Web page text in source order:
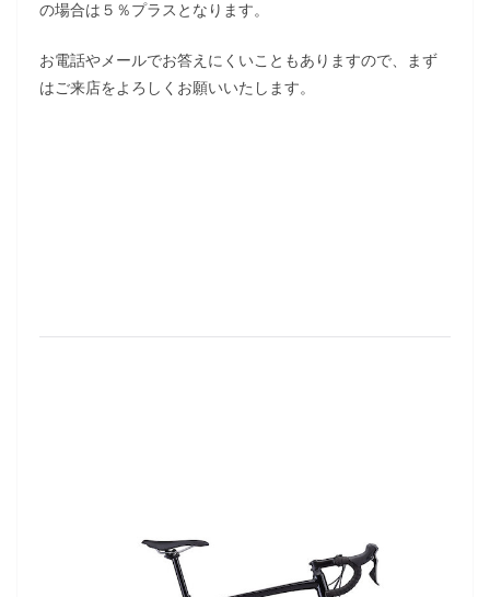
の場合は５％プラスとなります。
お電話やメールでお答えにくいこともありますので、まず
はご来店をよろしくお願いいたします。